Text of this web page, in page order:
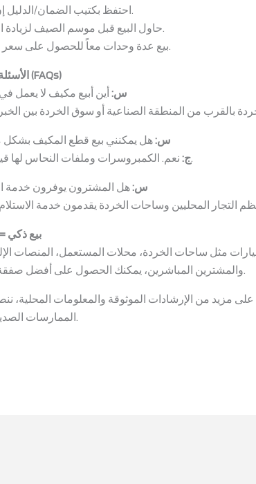
✅ احتفظ بكتيب الضمان/الدليل إن وجد.
✅ حاول البيع قبل موسم الصيف لزيادة الطلب.
✅ بيع عدة وحدات معاً للحصول على سعر أفضل.
الأسئلة الشائعة (FAQs)
س: أين أبيع مكيف لا يعمل
س:هل يمكنني بيع قطع المكيف
ج:نعم. الكمبروسرات وملفات النحاس لها قيمة عالية.
س:هل المشترون يوفرون خدمة
بيع ذكي =
مثل ساحات الخردة، محلات المستعمل، المنصات
والمشترين المباشرين، يمكنك الحصول على أفضل صفقة بسهولة.
مزيد من الإرشادات الموثوقة والمعلومات المحلية،
الممارسات الصديقة للبيئة.